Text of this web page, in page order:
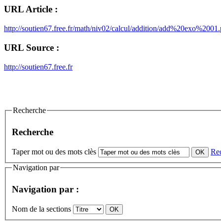
URL Article :
http://soutien67.free.fr/math/niv02/calcul/addition/
URL Source :
http://soutien67.free.fr
Recherche
Recherche
Taper mot ou des mots clès
Navigation par
Navigation par :
Nom de la sections